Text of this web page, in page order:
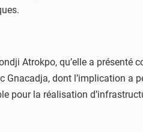
Atrokpo, qu’elle a présenté
dont l’implication a
pour la réalisation